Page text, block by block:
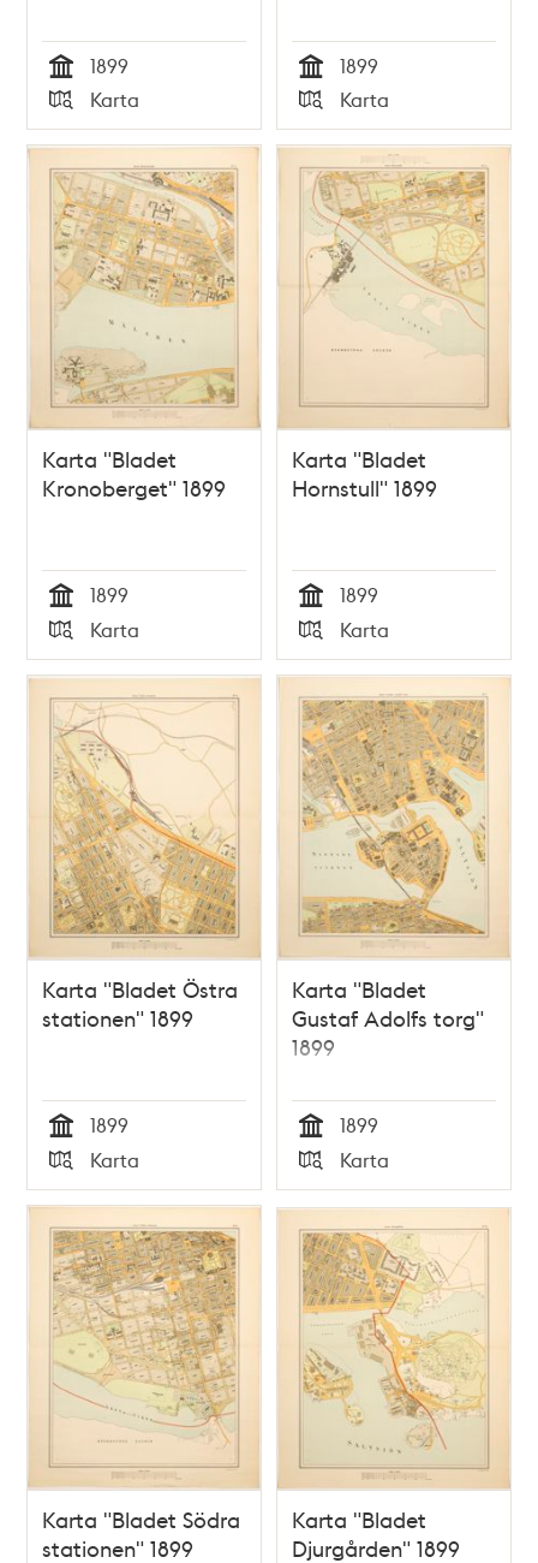
Tid
1899
Typ
Karta Tid
1899
Typ
Karta
Karta "Bladet
Kronoberget" 1899
Tid
1899
Typ
Karta
Karta "Bladet
Hornstull" 1899
Tid
1899
Typ
Karta
Karta "Bladet Östra
stationen" 1899
Tid
1899
Typ
Karta
Karta "Bladet
Gustaf Adolfs torg"
1899
Tid
1899
Typ
Karta
Karta "Bladet Södra
stationen" 1899
Karta "Bladet
Djurgården" 1899